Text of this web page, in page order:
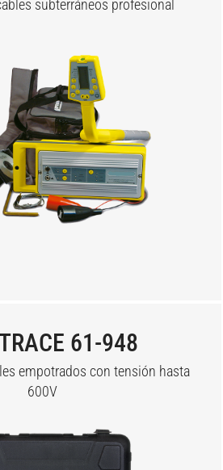
subterráneos profesional
61-948
empotrados con tensión hasta
600V